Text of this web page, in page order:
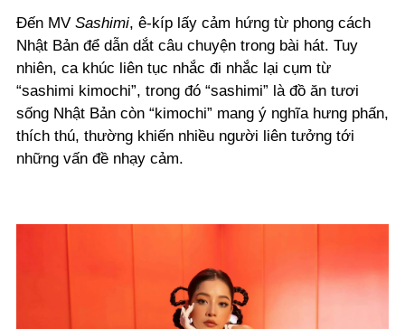
Đến MV Sashimi, ê-kíp lấy cảm hứng từ phong cách
Nhật Bản để dẫn dắt câu chuyện trong bài hát. Tuy
nhiên, ca khúc liên tục nhắc đi nhắc lại cụm từ
“sashimi kimochi”, trong đó “sashimi” là đồ ăn tươi
sống Nhật Bản còn “kimochi” mang ý nghĩa hưng phấn,
thích thú, thường khiến nhiều người liên tưởng tới
những vấn đề nhạy cảm.